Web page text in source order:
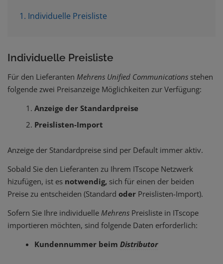
1. Individuelle Preisliste
Individuelle Preisliste
Für den Lieferanten Mehrens Unified Communications stehen
folgende zwei Preisanzeige Möglichkeiten zur Verfügung:
Anzeige der Standardpreise
Preislisten-Import
Anzeige der Standardpreise sind per Default immer aktiv.
Sobald Sie den Lieferanten zu Ihrem ITscope Netzwerk
hizufügen, ist es notwendig, sich für einen der beiden
Preise zu entscheiden (Standard oder Preislisten-Import).
Sofern Sie Ihre individuelle Mehrens Preisliste in ITscope
importieren möchten, sind folgende Daten erforderlich:
Kundennummer beim Distributor